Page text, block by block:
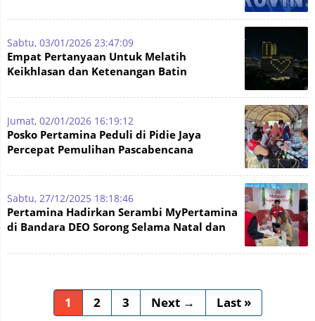
Sabtu, 03/01/2026 23:47:09
Empat Pertanyaan Untuk Melatih
Keikhlasan dan Ketenangan Batin
Jumat, 02/01/2026 16:19:12
Posko Pertamina Peduli di Pidie Jaya
Percepat Pemulihan Pascabencana
Sabtu, 27/12/2025 18:18:46
Pertamina Hadirkan Serambi MyPertamina
di Bandara DEO Sorong Selama Natal dan
1 2 3 Next → Last »